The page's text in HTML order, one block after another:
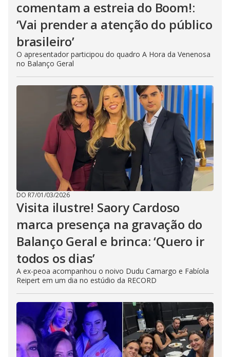
comentam a estreia do Boom!:
‘Vai prender a atenção do público
brasileiro’
O apresentador participou do quadro A Hora da Venenosa
no Balanço Geral
DO R7/01/03/2026
Visita ilustre! Saory Cardoso
marca presença na gravação do
Balanço Geral e brinca: ‘Quero ir
todos os dias’
A ex-peoa acompanhou o noivo Dudu Camargo e Fabíola
Reipert em um dia no estúdio da RECORD